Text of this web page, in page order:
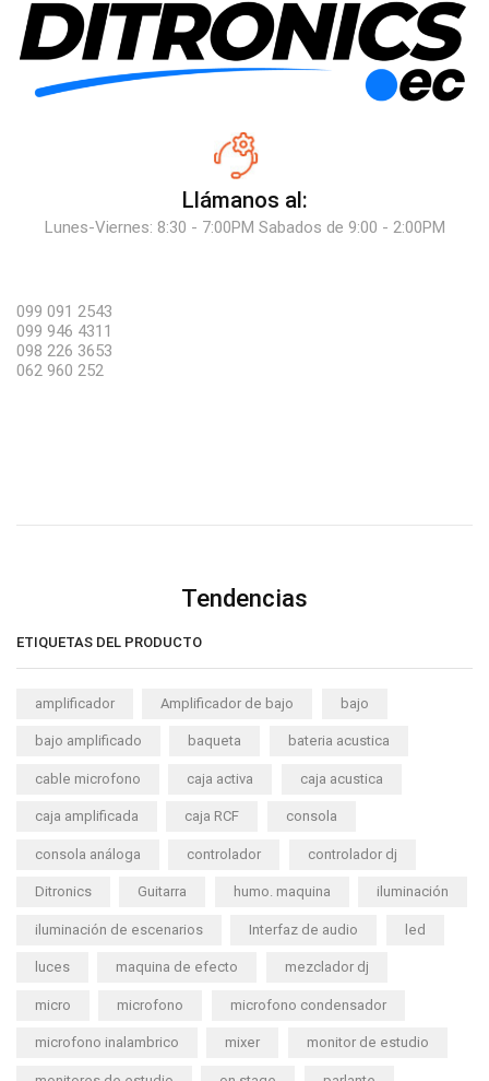
Llámanos al:
Lunes-Viernes: 8:30 - 7:00PM Sabados de 9:00 - 2:00PM
099 091 2543
099 946 4311
098 226 3653
062 960 252
Tendencias
ETIQUETAS DEL PRODUCTO
amplificador Amplificador de bajo bajo
bajo amplificado baqueta bateria acustica
cable microfono caja activa caja acustica
caja amplificada caja RCF consola
consola análoga controlador controlador dj
Ditronics Guitarra humo. maquina iluminación
iluminación de escenarios Interfaz de audio led
luces maquina de efecto mezclador dj
micro microfono microfono condensador
microfono inalambrico mixer monitor de estudio